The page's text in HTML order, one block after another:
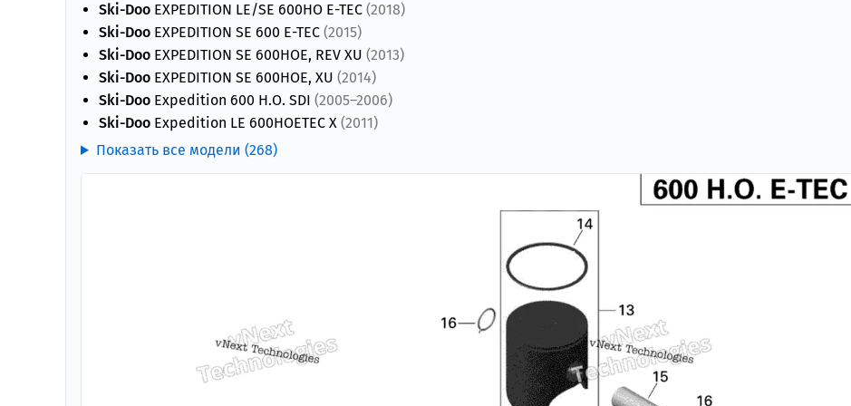
Ski-Doo EXPEDITION LE/SE 600HO E-TEC (2018)
Ski-Doo EXPEDITION SE 600 E-TEC (2015)
Ski-Doo EXPEDITION SE 600HOE, REV XU (2013)
Ski-Doo EXPEDITION SE 600HOE, XU (2014)
Ski-Doo Expedition 600 H.O. SDI (2005–2006)
Ski-Doo Expedition LE 600HOETEC X (2011)
Показать все модели (268)